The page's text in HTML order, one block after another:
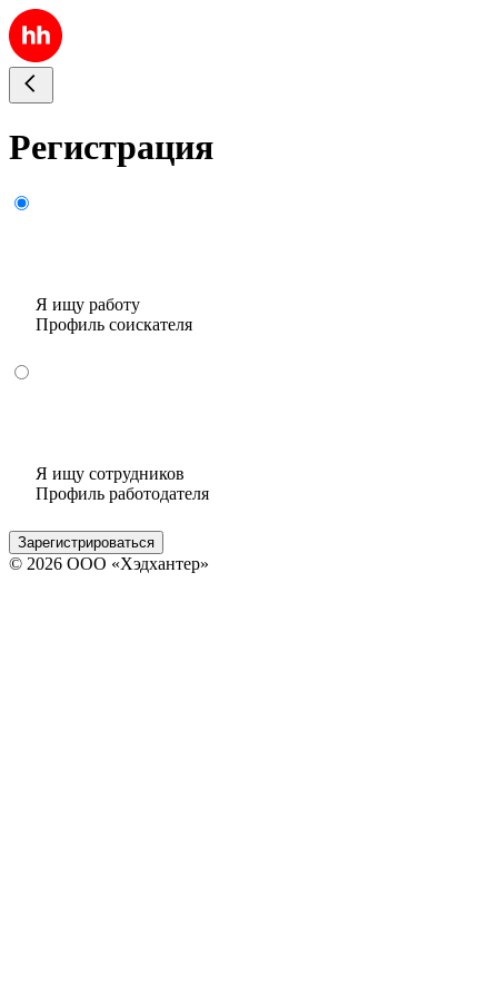
Регистрация
Я ищу работу
Профиль соискателя
Я ищу сотрудников
Профиль работодателя
Зарегистрироваться
© 2026 ООО «Хэдхантер»